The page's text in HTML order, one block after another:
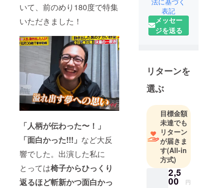
いて、前のめり180度で特集
いただきました！
「人柄が伝わった〜！」
「面白かった!!!」 など大反
響でした。出演した私に
とっては椅子からひっくり
返るほど斬新かつ面白かっ
持って頂き
誠にありが
とうござい
ます。
自己紹介さ
い。私は、
寿でシェア
ハウス『そ
のまんま
荘』を運営
していまし
た。2018
年、地方か
表記
メッセー
ジを送る
リターンを
選ぶ
目標金額
未達でも
リターン
が届きま
す(All-in
方式)
2,5
00 円